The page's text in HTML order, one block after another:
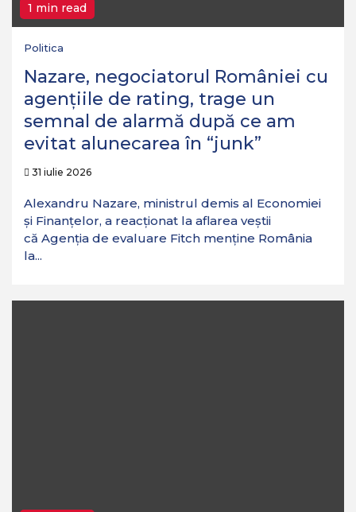
1 min read
Politica
Nazare, negociatorul României cu
agențiile de rating, trage un
semnal de alarmă după ce am
evitat alunecarea în “junk”
31 iulie 2026
Alexandru Nazare, ministrul demis al Economiei
și Finanțelor, a reacționat la aflarea veștii
că Agenția de evaluare Fitch menține România
la...